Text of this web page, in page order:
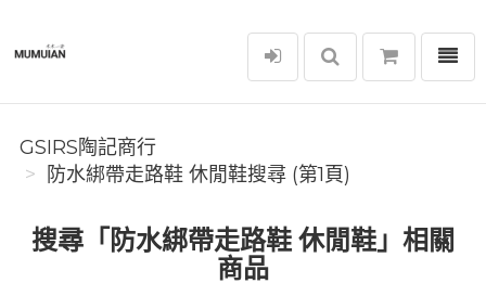
GSIRS陶記商行
選單
GSIRS陶記商行
防水綁帶走路鞋 休閒鞋搜尋 (第1頁)
搜尋「防水綁帶走路鞋 休閒鞋」相關
商品